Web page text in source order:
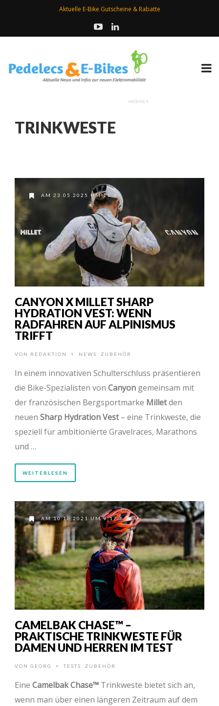
Aktuelle E-Bike Gutscheine & Rabatte
TRINKWESTE
AM 23.05.2025 UM 11:13
CANYON X MILLET SHARP
HYDRATION VEST: WENN
RADFAHREN AUF ALPINISMUS
TRIFFT
VON REDAKTION • NEWS ZUBEHÖR
In einem innovativen Schulterschluss präsentieren
die Bike-Spezialisten von Canyon gemeinsam mit
der französischen Bergsportmarke Milletden
neuen Sharp Hydration Vest– eine Trinkweste, die
speziell für ambitionierte Gravelraces, Marathons
und …
WEITERLESEN
AM 10.10.2021 UM 9:17
CAMELBAK CHASE™ –
PRAKTISCHE TRINKWESTE FÜR
DAMEN UND HERREN IM TEST
VON GEORG • TESTS ZUBEHÖR
Eine Camelbak Chase™ Trinkweste bietet sich an,
wenn man über einen längeren Zeitraum auf dem